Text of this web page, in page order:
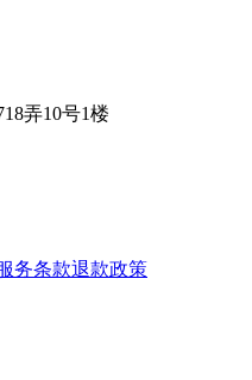
弄10号1楼
务条款退款政策